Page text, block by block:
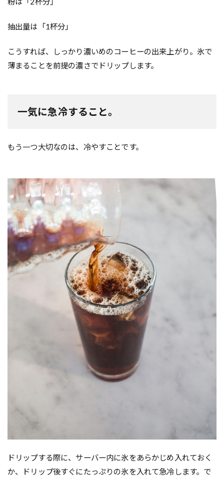
抽出量は「1杯分」
こうすれば、しっかり濃いめのコーヒーの出来上がり。氷で
薄まることを前提の濃さでドリップします。
一気に急冷すること。
もう一つ大切なのは、冷やすことです。
ドリップする際に、サーバー内に氷をあらかじめ入れておく
か、ドリップ後すぐにたっぷりの氷を入れて急冷します。で